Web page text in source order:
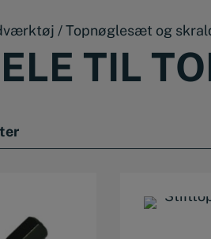
/Topnøglesæt og
TIL